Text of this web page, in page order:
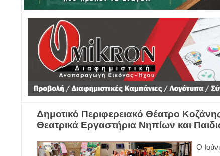
Δημοτικό Περιφερειακό Θέατρο
Θεατρικά Εργαστήρια Νηπίων και
Ο